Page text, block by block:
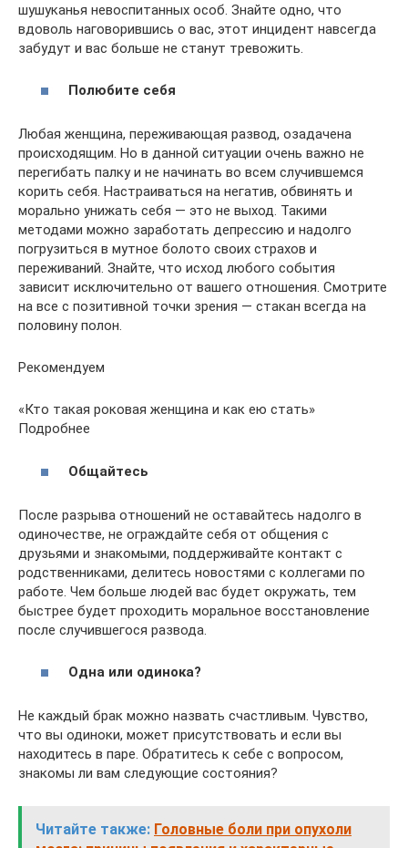
шушуканья невоспитанных особ. Знайте одно, что
вдоволь наговорившись о вас, этот инцидент навсегда
забудут и вас больше не станут тревожить.
Полюбите себя
Любая женщина, переживающая развод, озадачена
происходящим. Но в данной ситуации очень важно не
перегибать палку и не начинать во всем случившемся
корить себя. Настраиваться на негатив, обвинять и
морально унижать себя — это не выход. Такими
методами можно заработать депрессию и надолго
погрузиться в мутное болото своих страхов и
переживаний. Знайте, что исход любого события
зависит исключительно от вашего отношения. Смотрите
на все с позитивной точки зрения — стакан всегда на
половину полон.
Рекомендуем
«Кто такая роковая женщина и как ею стать»
Подробнее
Общайтесь
После разрыва отношений не оставайтесь надолго в
одиночестве, не ограждайте себя от общения с
друзьями и знакомыми, поддерживайте контакт с
родственниками, делитесь новостями с коллегами по
работе. Чем больше людей вас будет окружать, тем
быстрее будет проходить моральное восстановление
после случившегося развода.
Одна или одинока?
Не каждый брак можно назвать счастливым. Чувство,
что вы одиноки, может присутствовать и если вы
находитесь в паре. Обратитесь к себе с вопросом,
знакомы ли вам следующие состояния?
Читайте также: Головные боли при опухоли